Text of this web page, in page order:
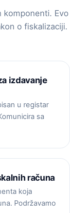
komponenti. Evo
o fiskalizaciji.
izdavanje
u registar
sa
računa
koja
Podržavamo